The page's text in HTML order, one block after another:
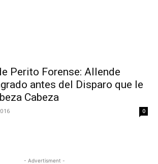
Perito Forense: Allende
antes del Disparo que le
Cabeza
0
- Advertisment -